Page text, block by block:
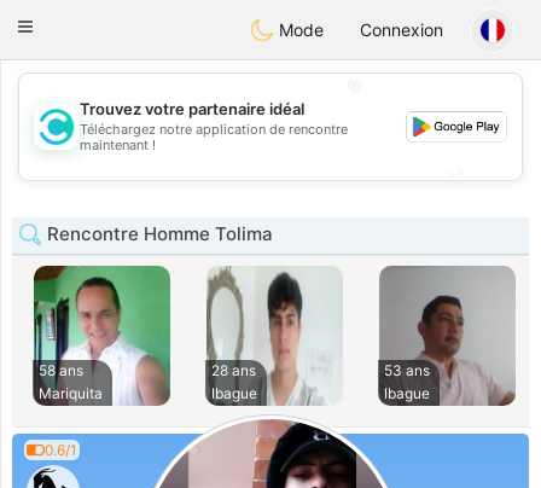
olombiaCitas
Toggle
Mode Connexion
💖
💕
Trouvez votre partenaire idéal
Téléchargez notre application de rencontre
maintenant !
Rencontre Homme Tolima
58 ans
Mariquita
28 ans
Ibague
53 ans
Ibague
0.6/1